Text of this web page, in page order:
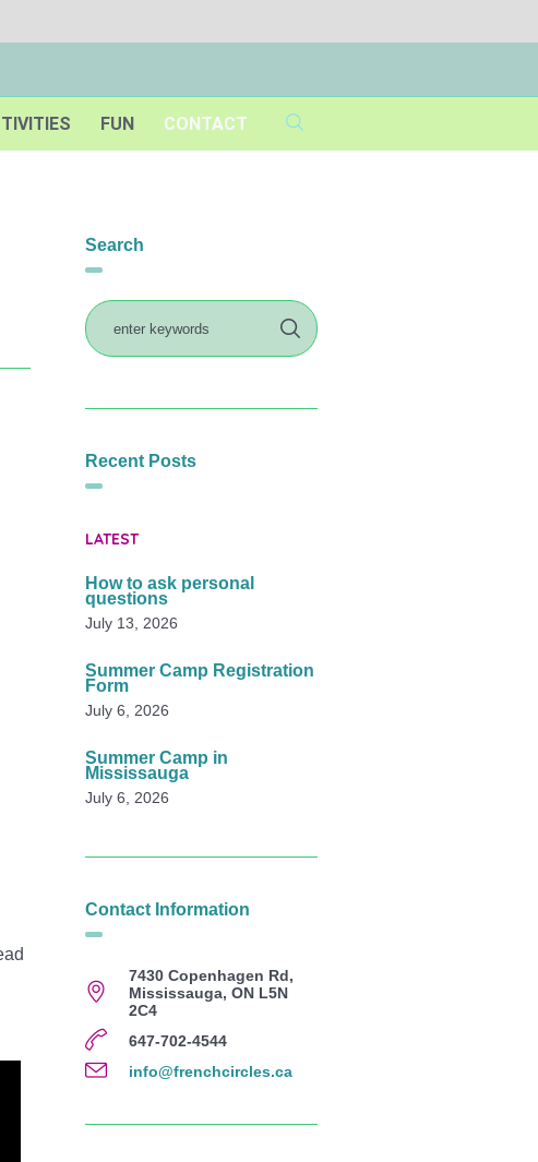
FUN CONTACT
Search
Recent Posts
LATEST
How to ask personal
questions
July 13, 2026
Summer Camp Registration
Form
July 6, 2026
Summer Camp in
Mississauga
July 6, 2026
Contact Information
7430 Copenhagen Rd,
Mississauga, ON L5N
2C4
647-702-4544
info@frenchcircles.ca